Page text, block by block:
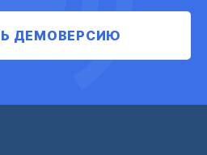
ДЕМОВЕРСИЮ